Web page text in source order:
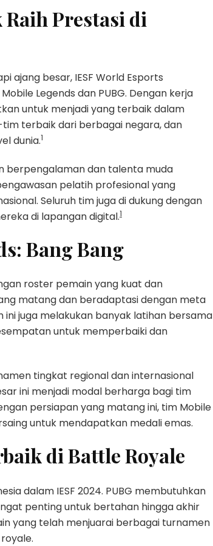
Prestasi di
ajang besar, IESF World Esports
Legends dan PUBG. Dengan kerja
untuk menjadi yang terbaik dalam
tim terbaik dari berbagai negara, dan
dunia.1
berpengalaman dan talenta muda
pelatih profesional yang
Seluruh tim juga di dukung dengan
di lapangan digital.1
Bang Bang
roster pemain yang kuat dan
matang dan beradaptasi dengan meta
juga melakukan banyak latihan bersama
untuk memperbaiki dan
tingkat regional dan internasional
ini menjadi modal berharga bagi tim
persiapan yang matang ini, tim Mobile
untuk mendapatkan medali emas.
di Battle Royale
dalam IESF 2024. PUBG membutuhkan
penting untuk bertahan hingga akhir
yang telah menjuarai berbagai turnamen